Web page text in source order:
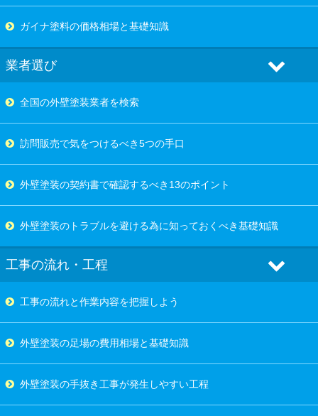
ガイナ塗料の価格相場と基礎知識
業者選び
全国の外壁塗装業者を検索
訪問販売で気をつけるべき5つの手口
外壁塗装の契約書で確認するべき13のポイント
外壁塗装のトラブルを避ける為に知っておくべき基礎知識
工事の流れ・工程
工事の流れと作業内容を把握しよう
外壁塗装の足場の費用相場と基礎知識
外壁塗装の手抜き工事が発生しやすい工程